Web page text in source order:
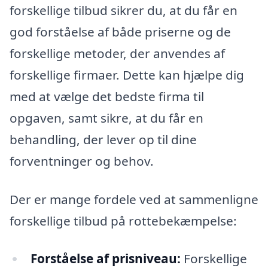
forskellige tilbud sikrer du, at du får en
god forståelse af både priserne og de
forskellige metoder, der anvendes af
forskellige firmaer. Dette kan hjælpe dig
med at vælge det bedste firma til
opgaven, samt sikre, at du får en
behandling, der lever op til dine
forventninger og behov.
Der er mange fordele ved at sammenligne
forskellige tilbud på rottebekæmpelse:
Forståelse af prisniveau: Forskellige